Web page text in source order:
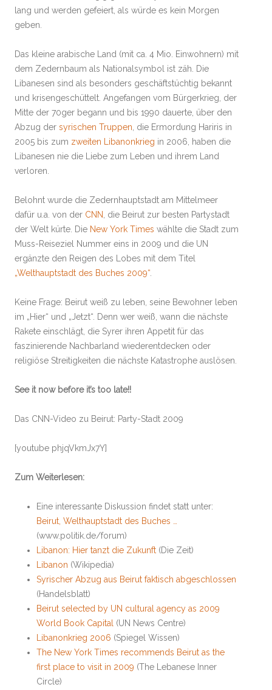
lang und werden gefeiert, als würde es kein Morgen
geben.
Das kleine arabische Land (mit ca. 4 Mio. Einwohnern) mit
dem Zedernbaum als Nationalsymbol ist zäh. Die
Libanesen sind als besonders geschäftstüchtig bekannt
und krisengeschüttelt. Angefangen vom Bürgerkrieg, der
Mitte der 70ger begann und bis 1990 dauerte, über den
Abzug der syrischen Truppen , die Ermordung Hariris in
2005 bis zum zweiten Libanonkrieg in 2006, haben die
Libanesen nie die Liebe zum Leben und ihrem Land
verloren.
Belohnt wurde die Zedernhauptstadt am Mittelmeer
dafür u.a. von der CNN , die Beirut zur besten Partystadt
der Welt kürte. Die New York Times wählte die Stadt zum
Muss-Reiseziel Nummer eins in 2009 und die UN
ergänzte den Reigen des Lobes mit dem Titel
„Welthauptstadt des Buches 2009“
Keine Frage: Beirut weiß zu leben, seine Bewohner leben
im „Hier“ und „Jetzt“. Denn wer weiß, wann die nächste
Rakete einschlägt, die Syrer ihren Appetit für das
faszinierende Nachbarland wiederentdecken oder
religiöse Streitigkeiten die nächste Katastrophe auslösen.
See it now before it’s too late!!
Das CNN-Video zu Beirut: Party-Stadt 2009
[youtube phjqVkmJx7Y]
Zum Weiterlesen:
Eine interessante Diskussion findet statt unter:
Beirut, Welthauptstadt des Buches …
(www.politik.de/forum)
Libanon: Hier tanzt die Zukunft (Die Zeit)
Libanon (Wikipedia)
Syrischer Abzug aus Beirut faktisch abgeschlossen
(Handelsblatt)
Beirut selected by UN cultural agency as 2009
World Book Capital (UN News Centre)
Libanonkrieg 2006 (Spiegel Wissen)
The New York Times recommends Beirut as the
first place to visit in 2009 (The Lebanese Inner
Circle)